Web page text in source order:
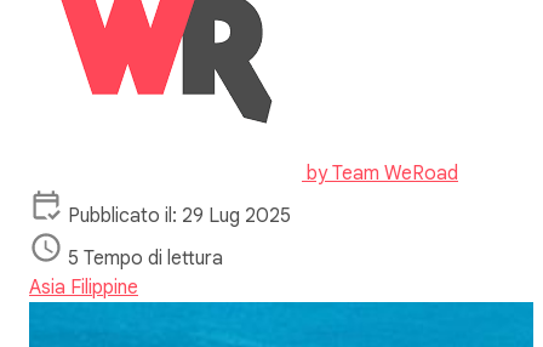
byTeam WeRoad
Pubblicato il: 29 Lug 2025
5 Tempo di lettura
Asia Filippine